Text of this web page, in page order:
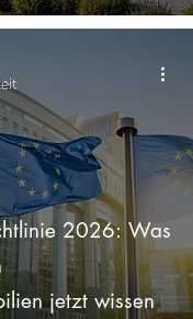
2026: Was
jetzt wissen